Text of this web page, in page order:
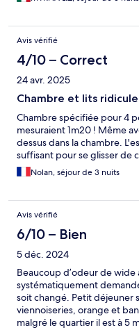
Avis vérifié
4/10 – Correct
24 avr. 2025
Chambre et lits
Chambre spécifiée pour 4
mesuraient 1m20 ! Même
dessus dans la chambre.
suffisant pour se glisser de
Nolan, séjour de 3 nuits
Avis vérifié
6/10 – Bien
5 déc. 2024
Beaucoup d’odeur de
systématiquement
soit changé. Petit déjeuner
viennoiseries, orange et
malgré le quartier il est à 5